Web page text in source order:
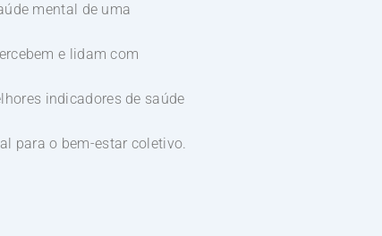
mental de uma
e lidam com
indicadores de saúde
para o bem-estar coletivo.